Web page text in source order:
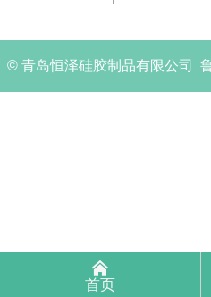
© 青岛恒泽硅胶制品有限公司

首页